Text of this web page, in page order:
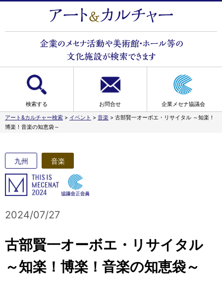
検索する お問合せ
企業メセナ協議会
アート&カルチャー検索 > イベント > 音楽 > 古部賢一オーボエ・リサイタル ～知楽！
博楽！音楽の知恵袋～
九州 音楽
2024/07/27
古部賢一オーボエ・リサイタル
～知楽！博楽！音楽の知恵袋～